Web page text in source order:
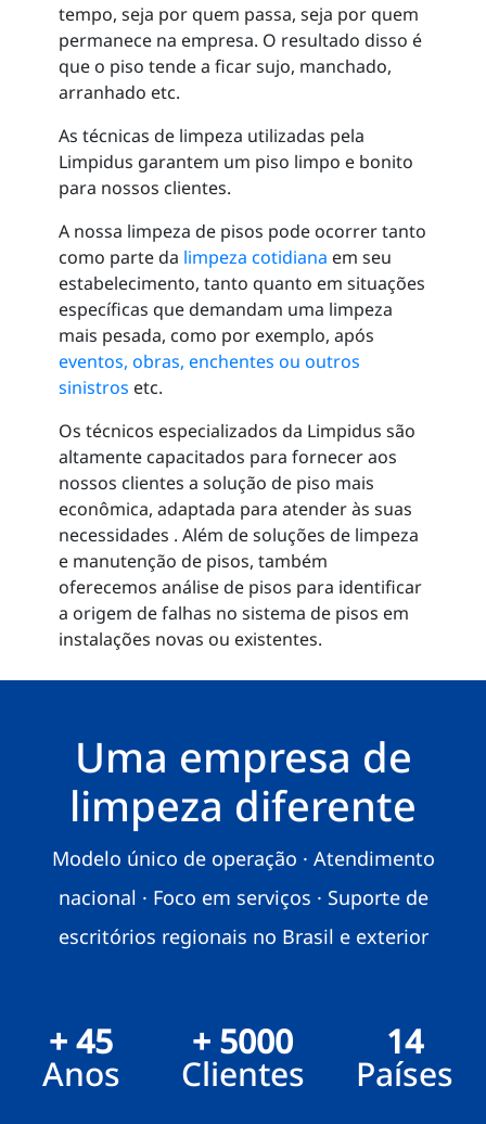
tempo, seja por quem passa, seja por quem
permanece na empresa. O resultado disso é
que o piso tende a ficar sujo, manchado,
arranhado etc.
As técnicas de limpeza utilizadas pela
Limpidus garantem um piso limpo e bonito
para nossos clientes.
A nossa limpeza de pisos pode ocorrer tanto
como parte da limpeza cotidiana em seu
estabelecimento, tanto quanto em situações
específicas que demandam uma limpeza
mais pesada, como por exemplo, após
eventos, obras, enchentes ou outros
sinistros etc.
Os técnicos especializados da Limpidus são
altamente capacitados para fornecer aos
nossos clientes a solução de piso mais
econômica, adaptada para atender às suas
necessidades . Além de soluções de limpeza
e manutenção de pisos, também
oferecemos análise de pisos para identificar
a origem de falhas no sistema de pisos em
instalações novas ou existentes.
Uma empresa de
limpeza diferente
Modelo único de operação · Atendimento
nacional · Foco em serviços · Suporte de
escritórios regionais no Brasil e exterior
+ 45
Anos
+ 5000
Clientes
14
Países